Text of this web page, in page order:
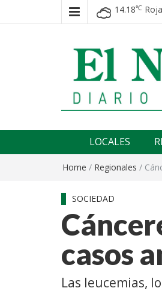
14.18℃
El nuevo
LOCALES
Home / Regionales /
SOCIEDAD
casos
Las leucemias,